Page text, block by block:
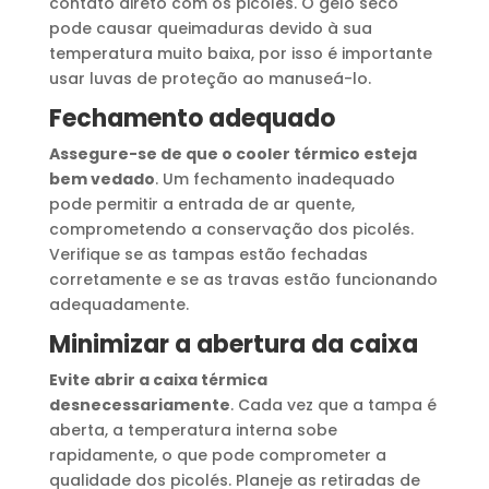
pode causar queimaduras devido à sua
temperatura muito baixa, por isso é importante
usar luvas de proteção ao manuseá-lo.
Fechamento adequado
Assegure-se de que o cooler térmico esteja
bem vedado. Um fechamento inadequado
pode permitir a entrada de ar quente,
comprometendo a conservação dos picolés.
Verifique se as tampas estão fechadas
corretamente e se as travas estão funcionando
adequadamente.
Minimizar a abertura da caixa
Evite abrir a caixa térmica
desnecessariamente. Cada vez que a tampa é
aberta, a temperatura interna sobe
rapidamente, o que pode comprometer a
qualidade dos picolés. Planeje as retiradas de